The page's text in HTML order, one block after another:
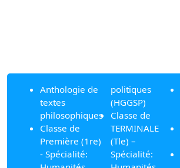
Anthologie de
textes
philosophiques
Classe de
Première (1re)
- Spécialité:
politiques
(HGGSP)
Classe de
TERMINALE
(Tle) –
Spécialité: